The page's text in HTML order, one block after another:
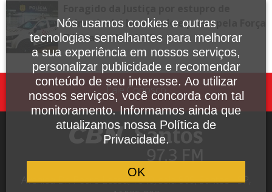
vulnerável é localizado e preso pela Força
Tática em Itanhaém
Fale Conosco
Avenida Dr. Pedro Lessa, 1640, sala 809, Santos - SP,
Nós usamos cookies e outras
tecnologias semelhantes para melhorar
a sua experiência em nossos serviços,
personalizar publicidade e recomendar
conteúdo de seu interesse. Ao utilizar
nossos serviços, você concorda com tal
monitoramento. Informamos ainda que
atualizamos nossa Política de
Privacidade.
OK